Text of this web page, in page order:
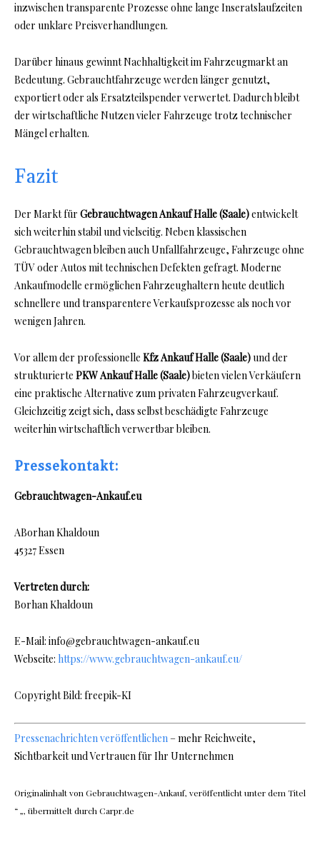
inzwischen transparente Prozesse ohne lange Inseratslaufzeiten
oder unklare Preisverhandlungen.
Darüber hinaus gewinnt Nachhaltigkeit im Fahrzeugmarkt an
Bedeutung. Gebrauchtfahrzeuge werden länger genutzt,
exportiert oder als Ersatzteilspender verwertet. Dadurch bleibt
der wirtschaftliche Nutzen vieler Fahrzeuge trotz technischer
Mängel erhalten.
Fazit
Der Markt für Gebrauchtwagen Ankauf Halle (Saale)entwickelt
sich weiterhin stabil und vielseitig. Neben klassischen
Gebrauchtwagen bleiben auch Unfallfahrzeuge, Fahrzeuge ohne
TÜV oder Autos mit technischen Defekten gefragt. Moderne
Ankaufmodelle ermöglichen Fahrzeughaltern heute deutlich
schnellere und transparentere Verkaufsprozesse als noch vor
wenigen Jahren.
Vor allem der professionelle Kfz Ankauf Halle (Saale)und der
strukturierte PKW Ankauf Halle (Saale)bieten vielen Verkäufern
eine praktische Alternative zum privaten Fahrzeugverkauf.
Gleichzeitig zeigt sich, dass selbst beschädigte Fahrzeuge
weiterhin wirtschaftlich verwertbar bleiben.
Pressekontakt:
Gebrauchtwagen-Ankauf.eu
ABorhan Khaldoun
45327 Essen
Vertreten durch:
Borhan Khaldoun
E-Mail: info@gebrauchtwagen-ankauf.eu
Webseite: https://www.gebrauchtwagen-ankauf.eu/
Copyright Bild: freepik-KI
Pressenachrichten veröffentlichen– mehr Reichweite,
Sichtbarkeit und Vertrauen für Ihr Unternehmen
Originalinhalt von Gebrauchtwagen-Ankauf, veröffentlicht unter dem Titel
“ „, übermittelt durch Carpr.de